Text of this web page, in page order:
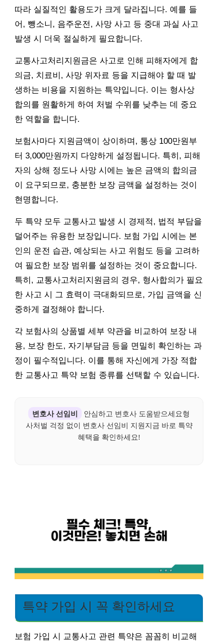
따라 실질적인 활용도가 크게 달라집니다. 예를 들
어, 뺑소니, 음주운전, 사망 사고 등 중대 과실 사고
발생 시 더욱 절실하게 필요합니다.
교통사고처리지원금은 사고로 인해 피해자에게 합
의금, 치료비, 사망 위자료 등을 지급해야 할 때 발
생하는 비용을 지원하는 특약입니다. 이는 형사상
합의를 원활하게 하여 처벌 수위를 낮추는 데 중요
한 역할을 합니다.
보험사마다 지원금액이 상이하며, 통상 100만원부
터 3,000만원까지 다양하게 설정됩니다. 특히, 피해
자의 상해 정도나 사망 시에는 높은 금액의 합의금
이 요구되므로, 충분한 보장 금액을 설정하는 것이
현명합니다.
두 특약 모두 교통사고 발생 시 경제적, 법적 부담을
덜어주는 유용한 보장입니다. 보험 가입 시에는 본
인의 운전 습관, 예상되는 사고 위험도 등을 고려하
여 필요한 보장 범위를 설정하는 것이 중요합니다.
특히, 교통사고처리지원금의 경우, 형사합의가 필요
한 사고 시 그 효력이 극대화되므로, 가입 금액을 신
중하게 결정해야 합니다.
각 보험사의 상품별 세부 약관을 비교하여 보장 내
용, 보장 한도, 자기부담금 등을 면밀히 확인하는 과
정이 필수적입니다. 이를 통해 자신에게 가장 적합
한 교통사고 특약 보험 종류를 선택할 수 있습니다.
변호사 선임비
안심하고 변호사 도움받으세요형
사처벌 걱정 없이 변호사 선임비 지원지금 바로 특약
혜택을 확인하세요!
특약 가입 시 꼭 확인하세요
보험 가입 시 교통사고 관련 특약은 꼼꼼히 비교해